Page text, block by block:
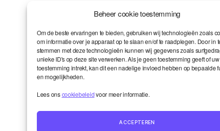
Beheer cookie toestemming
Om de beste ervaringen te bieden, gebruiken wij technologieën zoals
om informatie over je apparaat op te slaan en/of te raadplegen. Door in
stemmen met deze technologieën kunnen wij gegevens zoals
unieke ID's op deze site verwerken. Als je geen toestemming geeft of uw
toestemming intrekt, kan dit een nadelige invloed hebben op bepaalde
en mogelijkheden.
Lees onscookiebeleidvoor meer informatie.
ACCEPTEREN
Leave a Reply
Your email address will not be published.
Required fields are marked